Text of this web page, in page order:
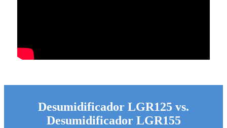
Desumidificador LGR125 vs.
Desumidificador LGR155